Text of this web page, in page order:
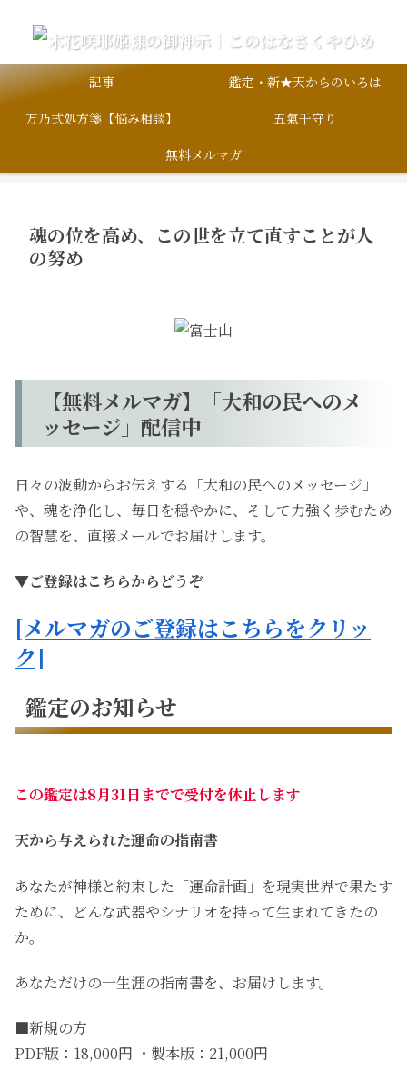
記事
鑑定・新★天からのいろは
万乃式処方箋【悩み相談】
五氣千守り
無料メルマガ
魂の位を高め、この世を立て直すことが人
の努め
【無料メルマガ】「大和の民へのメ
ッセージ」配信中
日々の波動からお伝えする「大和の民へのメッセージ」
や、魂を浄化し、毎日を穏やかに、そして力強く歩むため
の智慧を、直接メールでお届けします。
▼ご登録はこちらからどうぞ
[メルマガのご登録はこちらをクリッ
ク]
鑑定のお知らせ
この鑑定は8月31日までで受付を休止します
天から与えられた運命の指南書
あなたが神様と約束した「運命計画」を現実世界で果たす
ために、どんな武器やシナリオを持って生まれてきたの
か。
あなただけの一生涯の指南書を、お届けします。
■新規の方
PDF版：18,000円 ・製本版：21,000円